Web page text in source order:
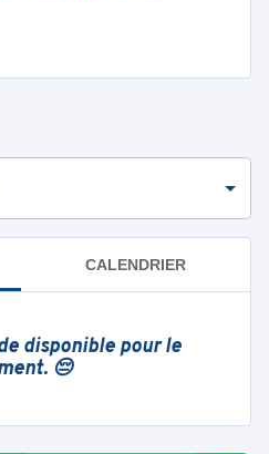
CALENDRIER
disponible pour le
😔